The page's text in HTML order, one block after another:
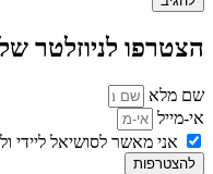
הצטרפו לניוזלטר
שם מלא
אי-מייל
אני מאשר לסושיאל ליידי
להצטרפות